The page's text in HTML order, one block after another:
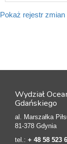
Pokaż rejestr zmian
Wydział
Gdańskiego
al. Marszałka
81-378 Gdynia
tel.: + 48 58 523